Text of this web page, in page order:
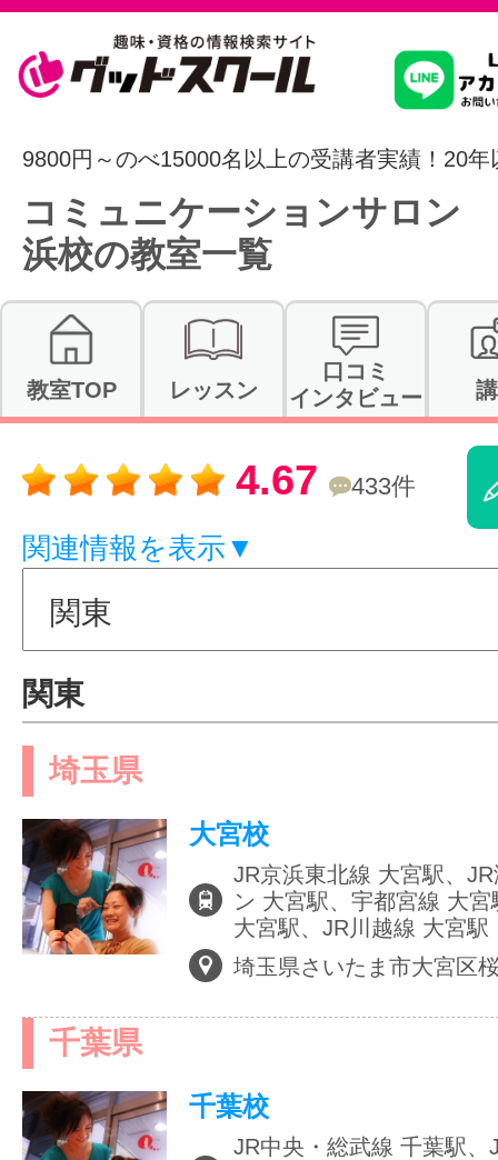
習いたいこ
スクールを
駅・路線か
通信講座を
体験レッス
やりたいこ
掲載のお問
9800円～のべ15000名以上の受講者実績！20年
コミュニケーションサロン
浜校の教室一覧
教室TOP レッスン
口コミ
インタビュー
4.67 433件
関連情報を表示▼
関東
埼玉県
大宮校
JR京浜東北線 大宮駅、
ン 大宮駅、宇都宮線 大
大宮駅、JR川越線 大宮駅
埼玉県さいたま市大宮区
千葉県
千葉校
JR中央・総武線 千葉駅、